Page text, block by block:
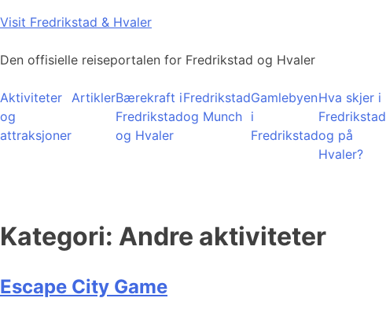
Skip
content
Visit Fredrikstad & Hvaler
Den offisielle reiseportalen for Fredrikstad og Hvaler
Aktiviteter
og
attraksjoner
ArtiklerBærekraft i
Fredrikstad
og Hvaler
Fredrikstad
og Munch
Gamlebyen
i
Fredrikstad
Hva skjer i
Fredrikstad
og på
Hvaler?
Kategori: Andre aktiviteter
Escape City Game